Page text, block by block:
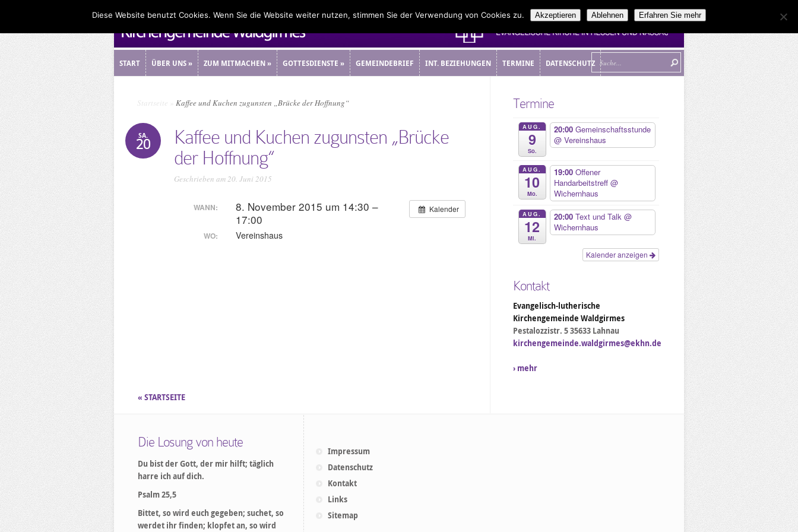
START ÜBER UNS» ZUM MITMACHEN» GOTTESDIENSTE » GEMEINDEBRIEF INT. BEZIEHUNGEN TERMINE DATENSCHUTZ
Startseite Kaffee und Kuchen zugunsten „Brücke der Hoffnung“
SA.
20
Kaffee und Kuchen zugunsten „Brücke
der Hoffnung“
Geschrieben am 20. Juni 2015
Kalender
WANN:
8. November 2015 um 14:30 –
17:00
WO: Vereinshaus
Termine
AUG.
9
So.
20:00 Gemeinschaftsstunde
@ Vereinshaus
AUG.
10
Mo.
19:00 Offener
Handarbeitstreff @
Wichernhaus
AUG.
12
Mi.
20:00 Text und Talk @
Wichernhaus
Kalender anzeigen
Kontakt
Evangelisch-lutherische
Kirchengemeinde Waldgirmes
Pestalozzistr. 5 35633 Lahnau
kirchengemeinde.waldgirmes@ekhn.de
› mehr
« STARTSEITE
Die Losung von heute
Du bist der Gott, der mir hilft; täglich
harre ich auf dich.
Psalm 25,5
Bittet, so wird euch gegeben; suchet, so
werdet ihr finden; klopfet an, so wird
Impressum
Datenschutz
Kontakt
Links
Sitemap
Diese Website benutzt Cookies. Wenn Sie die Website weiter nutzen, stimmen Sie der Verwendung von Cookies zu. Akzeptieren Ablehnen Erfahren Sie mehr